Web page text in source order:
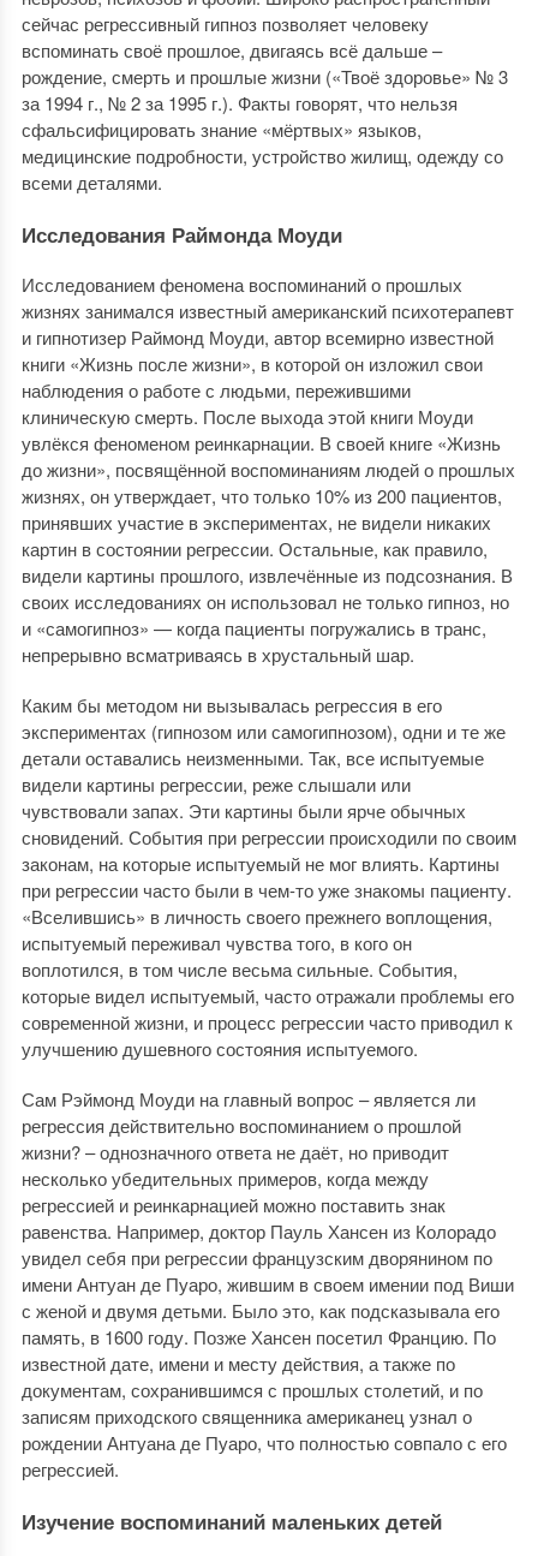
сейчас регрессивный гипноз позволяет человеку
вспоминать своё прошлое, двигаясь всё дальше –
рождение, смерть и прошлые жизни («Твоё здоровье» № 3
за 1994 г., № 2 за 1995 г.). Факты говорят, что нельзя
сфальсифицировать знание «мёртвых» языков,
медицинские подробности, устройство жилищ, одежду со
всеми деталями.
Исследования Раймонда Моуди
Исследованием феномена воспоминаний о прошлых
жизнях занимался известный американский психотерапевт
и гипнотизер Раймонд Моуди, автор всемирно известной
книги «Жизнь после жизни», в которой он изложил свои
наблюдения о работе с людьми, пережившими
клиническую смерть. После выхода этой книги Моуди
увлёкся феноменом реинкарнации. В своей книге «Жизнь
до жизни», посвящённой воспоминаниям людей о прошлых
жизнях, он утверждает, что только 10% из 200 пациентов,
принявших участие в экспериментах, не видели никаких
картин в состоянии регрессии. Остальные, как правило,
видели картины прошлого, извлечённые из подсознания. В
своих исследованиях он использовал не только гипноз, но
и «самогипноз» — когда пациенты погружались в транс,
непрерывно всматриваясь в хрустальный шар.
Каким бы методом ни вызывалась регрессия в его
экспериментах (гипнозом или самогипнозом), одни и те же
детали оставались неизменными. Так, все испытуемые
видели картины регрессии, реже слышали или
чувствовали запах. Эти картины были ярче обычных
сновидений. События при регрессии происходили по своим
законам, на которые испытуемый не мог влиять. Картины
при регрессии часто были в чем-то уже знакомы пациенту.
«Вселившись» в личность своего прежнего воплощения,
испытуемый переживал чувства того, в кого он
воплотился, в том числе весьма сильные. События,
которые видел испытуемый, часто отражали проблемы его
современной жизни, и процесс регрессии часто приводил к
улучшению душевного состояния испытуемого.
Сам Рэймонд Моуди на главный вопрос – является ли
регрессия действительно воспоминанием о прошлой
жизни? – однозначного ответа не даёт, но приводит
несколько убедительных примеров, когда между
регрессией и реинкарнацией можно поставить знак
равенства. Например, доктор Пауль Хансен из Колорадо
увидел себя при регрессии французским дворянином по
имени Антуан де Пуаро, жившим в своем имении под Виши
с женой и двумя детьми. Было это, как подсказывала его
память, в 1600 году. Позже Хансен посетил Францию. По
известной дате, имени и месту действия, а также по
документам, сохранившимся с прошлых столетий, и по
записям приходского священника американец узнал о
рождении Антуана де Пуаро, что полностью совпало с его
регрессией.
Изучение воспоминаний маленьких детей